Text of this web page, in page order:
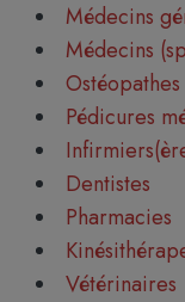
Médecins
Médecins
Ostéopathes
Pédicures
Dentistes
Pharmacies
Vétérinaires